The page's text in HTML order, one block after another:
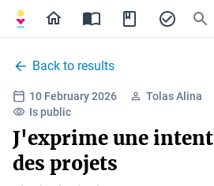
Back to results
10 February 2026 Tolas Alina
Is public
J'exprime une
des projets